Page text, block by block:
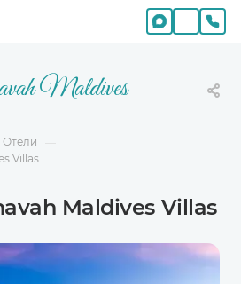
Maldives
Отели
Villas
Maldives Villas